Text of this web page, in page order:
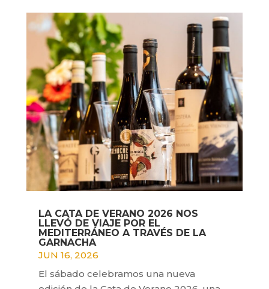
LA CATA DE VERANO 2026 NOS
LLEVÓ DE VIAJE POR EL
MEDITERRÁNEO A TRAVÉS DE LA
GARNACHA
JUN 16, 2026
El sábado celebramos una nueva